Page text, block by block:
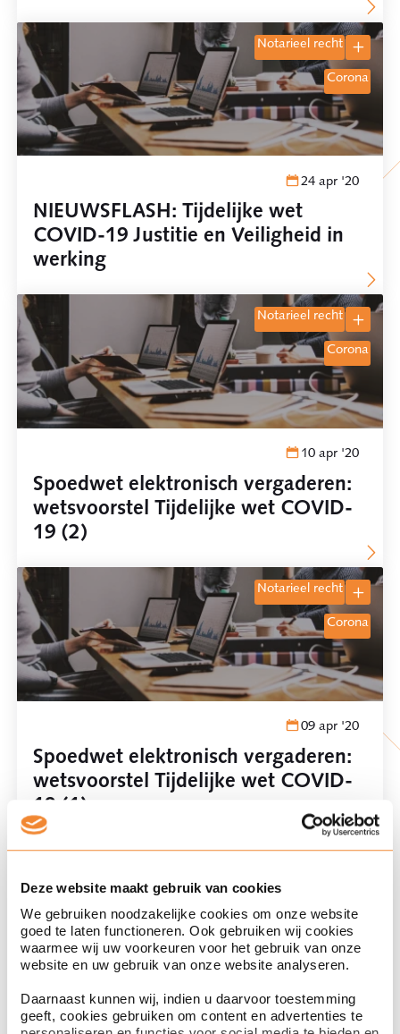
Deze website maakt gebruik van cookies
We gebruiken noodzakelijke cookies om onze website
goed te laten functioneren. Ook gebruiken wij cookies
waarmee wij uw voorkeuren voor het gebruik van onze
website en uw gebruik van onze website analyseren.
Daarnaast kunnen wij, indien u daarvoor toestemming
geeft, cookies gebruiken om content en advertenties te
notarieel recht
corona
24 apr '20
NIEUWSFLASH: Tijdelijke wet
COVID-19 Justitie en Veiligheid in
werking
notarieel recht
corona
10 apr '20
Spoedwet elektronisch vergaderen:
wetsvoorstel Tijdelijke wet COVID-
19 (2)
notarieel recht
corona
09 apr '20
Spoedwet elektronisch vergaderen:
wetsvoorstel Tijdelijke wet COVID-
19 (1)
04 apr '20
Update: Algemene vergaderingen